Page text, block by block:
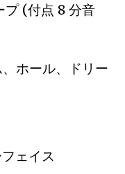
プ (付点 8 分音
ホール、ドリー
ェイス